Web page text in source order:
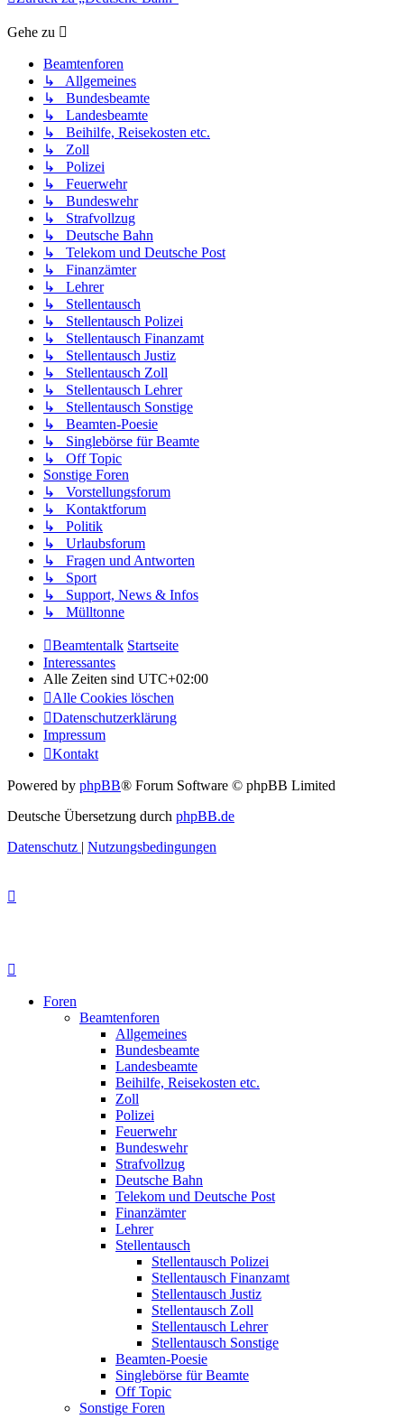
Gehe zu
Beamtenforen
↳ Allgemeines
↳ Bundesbeamte
↳ Landesbeamte
↳ Beihilfe, Reisekosten etc.
↳ Zoll
↳ Polizei
↳ Feuerwehr
↳ Bundeswehr
↳ Strafvollzug
↳ Deutsche Bahn
↳ Telekom und Deutsche Post
↳ Finanzämter
↳ Lehrer
↳ Stellentausch
↳ Stellentausch Polizei
↳ Stellentausch Finanzamt
↳ Stellentausch Justiz
↳ Stellentausch Zoll
↳ Stellentausch Lehrer
↳ Stellentausch Sonstige
↳ Beamten-Poesie
↳ Singlebörse für Beamte
↳ Off Topic
Sonstige Foren
↳ Vorstellungsforum
↳ Kontaktforum
↳ Politik
↳ Urlaubsforum
↳ Fragen und Antworten
↳ Sport
↳ Support, News & Infos
↳ Mülltonne
Beamtentalk Startseite
Interessantes
Alle Zeiten sind UTC+02:00
Alle Cookies löschen
Datenschutzerklärung
Impressum
Kontakt
Powered by phpBB® Forum Software © phpBB Limited
Deutsche Übersetzung durch phpBB.de
Datenschutz | Nutzungsbedingungen
Foren
Beamtenforen
Allgemeines
Bundesbeamte
Landesbeamte
Beihilfe, Reisekosten etc.
Zoll
Polizei
Feuerwehr
Bundeswehr
Strafvollzug
Deutsche Bahn
Telekom und Deutsche Post
Finanzämter
Lehrer
Stellentausch
Stellentausch Polizei
Stellentausch Finanzamt
Stellentausch Justiz
Stellentausch Zoll
Stellentausch Lehrer
Stellentausch Sonstige
Beamten-Poesie
Singlebörse für Beamte
Off Topic
Sonstige Foren